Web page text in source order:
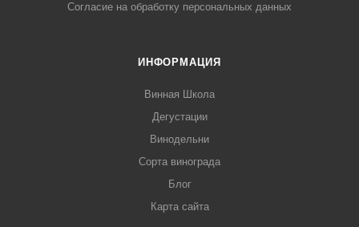
Согласие на обработку персональных данных
ИНФОРМАЦИЯ
Винная Школа
Дегустации
Винодельни
Сорта винограда
Блог
Карта сайта